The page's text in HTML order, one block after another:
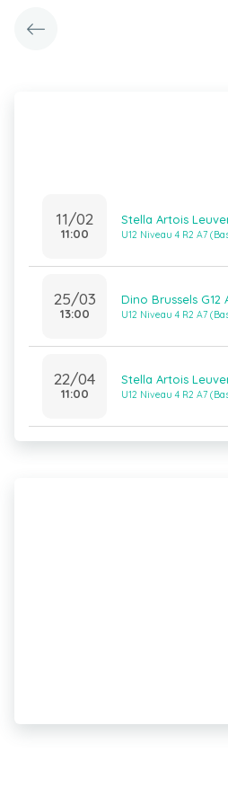
11/02
11:00
Stella Artois
U12 Niveau 4 R2 A7
25/03
13:00
Dino Brussels G12
U12 Niveau 4 R2 A7
22/04
11:00
Stella Artois
U12 Niveau 4 R2 A7